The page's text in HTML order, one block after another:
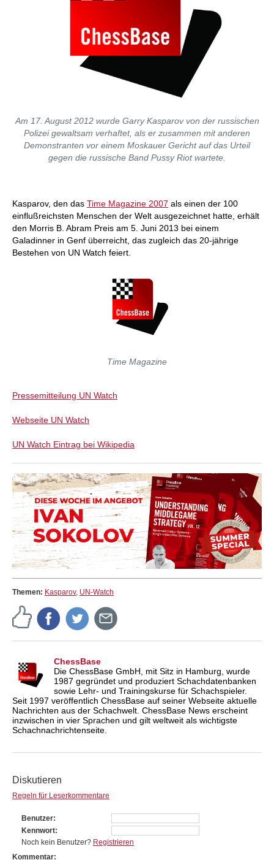
Am 17. August 2012 wurde Garry Kasparov von der russischen
Polizei gewaltsam verhaftet, als er zusammen mit anderen
Demonstranten vor einem Moskauer Gericht auf das Urteil
gegen die russische Band Pussy Riot wartete.
Kasparov, den das Time Magazine 2007 als einen der 100
einflußreichsten Menschen der Welt ausgezeichnet hatte, erhält
den Morris B. Abram Preis am 5. Juni 2013 bei einem
Galadinner in Genf überreicht, das zugleich das 20-jährige
Bestehen von UN Watch feiert.
Time Magazine
Pressemitteilung UN Watch
Webseite UN Watch
UN Watch Eintrag bei Wikipedia
Themen: Kasparov, UN-Watch
ChessBase
Die ChessBase GmbH, mit Sitz in Hamburg, wurde
1987 gegründet und produziert Schachdatenbanken
sowie Lehr- und Trainingskurse für Schachspieler.
Seit 1997 veröffentlich ChessBase auf seiner Webseite aktuelle
Nachrichten aus der Schachwelt. ChessBase News erscheint
inzwischen in vier Sprachen und gilt weltweit als wichtigste
Schachnachrichtenseite.
Diskutieren
Regeln für Leserkommentare
Benutzer
Kennwort
Noch kein Benutzer? Registrieren
Kommentar